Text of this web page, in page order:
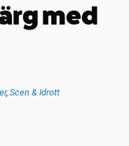
med
,Scen & Idrott